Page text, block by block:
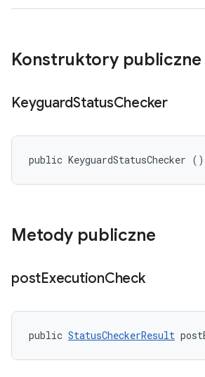
Konstruktory publiczne
KeyguardStatusChecker
public KeyguardStatusChecker ()
Metody publiczne
postExecutionCheck
public StatusCheckerResult